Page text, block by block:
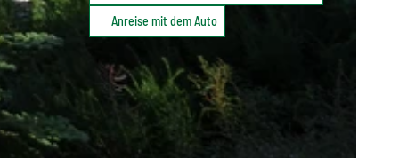
Anreise mit dem Auto